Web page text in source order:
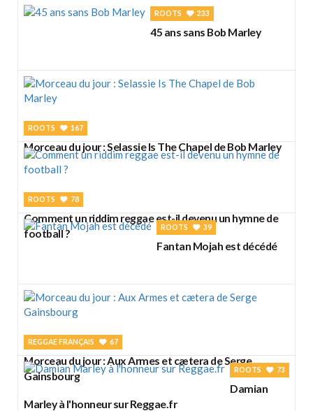
ROOTS 233
45 ans sans Bob Marley
ROOTS 167
Morceau du jour : Selassie Is The Chapel de Bob Marley
ROOTS 78
Comment un riddim reggae est-il devenu un hymne de
football ?
ROOTS 39
Fantan Mojah est décédé
REGGAE FRANÇAIS 67
Morceau du jour : Aux Armes et cætera de Serge
Gainsbourg
ROOTS 73
Damian
Marley à l'honneur sur Reggae.fr